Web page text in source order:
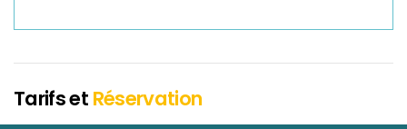
Tarifs etRéservation